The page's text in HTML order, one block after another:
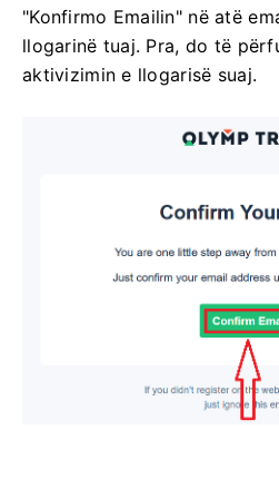
"Konfirmo Emailin" në atë
llogarinë tuaj. Pra, do të
aktivizimin e llogarisë suaj.